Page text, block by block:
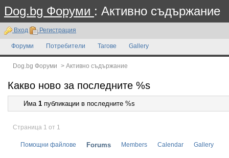
Dog.bg Форуми : Активно съдържание
Вход Регистрация
Форуми Потребители Тагове Gallery
Dog.bg Форуми > Активно съдържание
Какво ново за последните %s
Има 1 публикации в последните %s
Страница 1 от 1
Помощни файлове Forums Members Calendar Gallery